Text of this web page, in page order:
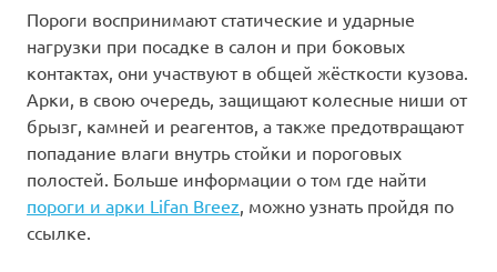
Пороги воспринимают статические и ударные
нагрузки при посадке в салон и при боковых
контактах, они участвуют в общей жёсткости кузова.
Арки, в свою очередь, защищают колесные ниши от
брызг, камней и реагентов, а также предотвращают
попадание влаги внутрь стойки и пороговых
полостей. Больше информации о том где найти
пороги и арки Lifan Breez , можно узнать пройдя по
ссылке.